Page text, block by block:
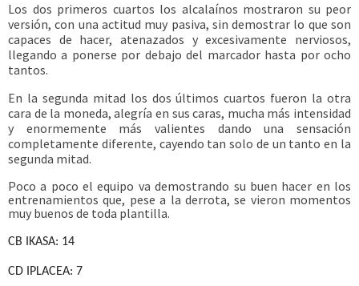
Los dos primeros cuartos los alcalaínos mostraron su peor
versión, con una actitud muy pasiva, sin demostrar lo que son
capaces de hacer, atenazados y excesivamente nerviosos,
llegando a ponerse por debajo del marcador hasta por ocho
tantos.
En la segunda mitad los dos últimos cuartos fueron la otra
cara de la moneda, alegría en sus caras, mucha más intensidad
y enormemente más valientes dando una sensación
completamente diferente, cayendo tan solo de un tanto en la
segunda mitad.
Poco a poco el equipo va demostrando su buen hacer en los
entrenamientos que, pese a la derrota, se vieron momentos
muy buenos de toda plantilla.
CB IKASA: 14
CD IPLACEA: 7